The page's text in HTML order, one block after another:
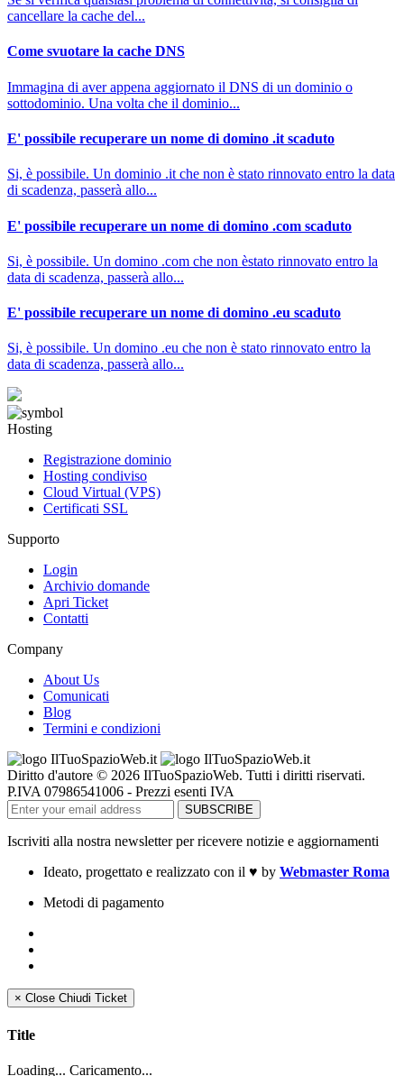
cancellare la cache del...
Come svuotare la cache DNS
Immagina di aver appena aggiornato il DNS di un dominio o
sottodominio. Una volta che il dominio...
E' possibile recuperare un nome di domino .it scaduto
Si, è possibile. Un dominio .it che non è stato rinnovato entro la data
di scadenza, passerà allo...
E' possibile recuperare un nome di domino .com scaduto
Si, è possibile. Un domino .com che non èstato rinnovato entro la
data di scadenza, passerà allo...
E' possibile recuperare un nome di domino .eu scaduto
Si, è possibile. Un domino .eu che non è stato rinnovato entro la
data di scadenza, passerà allo...
Hosting
Registrazione dominio
Hosting condiviso
Cloud Virtual (VPS)
Certificati SSL
Supporto
Login
Archivio domande
Apri Ticket
Contatti
Company
About Us
Comunicati
Blog
Termini e condizioni
Diritto d'autore © 2026 IlTuoSpazioWeb. Tutti i diritti riservati.
P.IVA 07986541006 - Prezzi esenti IVA
Iscriviti alla nostra newsletter per ricevere notizie e aggiornamenti
Ideato, progettato e realizzato con il ♥ by Webmaster Roma
Metodi di pagamento
× Close Chiudi Ticket
Title
Loading... Caricamento...